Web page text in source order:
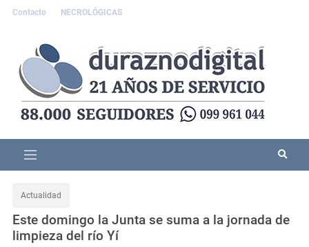
Contacto NECROLÓGICAS
Actualidad
Este domingo la Junta se suma a la jornada de
limpieza del río Yí